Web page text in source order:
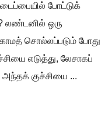
போட்டுக்
லண்டனில் ஒரு
சொல்லப்படும் போது
எடுத்து, லேசாகப்
அந்தக் குச்சியை ...